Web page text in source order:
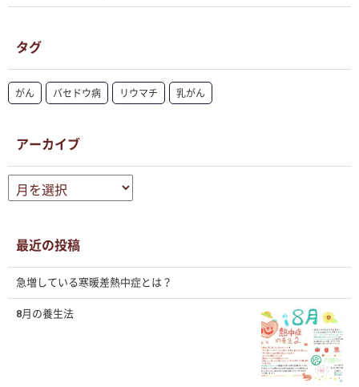
タグ
がん バセドウ病 リウマチ 乳がん
アーカイブ
ー
ブ
最近の投稿
急増している寒暖差熱中症とは？
8月の養生法